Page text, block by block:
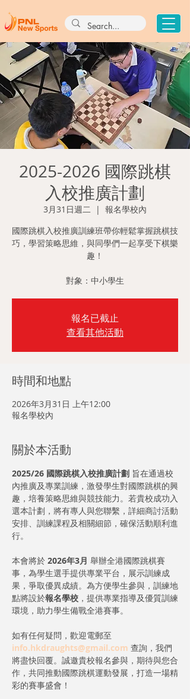
2025-2026 國際跳棋
入校推廣計劃
3月31日週二
  |
報名學校內
國際跳棋入校推廣訓練班帶你輕鬆掌握跳棋技
巧，學習策略思維，與同學們一起享受下棋樂
趣！
對象：中小學生
報名已截止
查看其他活動
時間和地點
2026年3月31日 上午12:00
報名學校內
關於本活動
2025/26 國際跳棋入校推廣計劃 旨在通過校
內推廣及專業訓練，激發學生對國際跳棋的興
趣，培養策略思維與競技能力。若貴校成功入
選本計劃，將有專人與您聯繫，詳細商討活動
安排、訓練課程及相關細節，確保活動順利進
行。
本會將於 2026年3月 舉辦全港國際跳棋賽
事，為學生選手提供專業平台，展示訓練成
果，爭取優異成績。為方便學生參與，訓練地
點將設於報名學校 ，提供專業指導及優質訓練
環境，助力學生備戰全港賽事。
如有任何疑問，歡迎電郵至
info.hkdraughts@gmail.com 查詢，我們
將盡快回覆。誠邀貴校報名參與，期待與您合
作，共同推動國際跳棋運動發展，打造一場精
彩的賽事盛會！